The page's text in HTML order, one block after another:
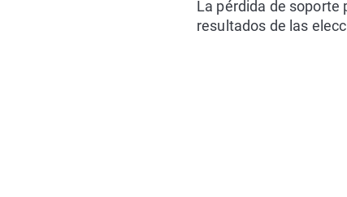
La pérdida de soporte
resultados de las